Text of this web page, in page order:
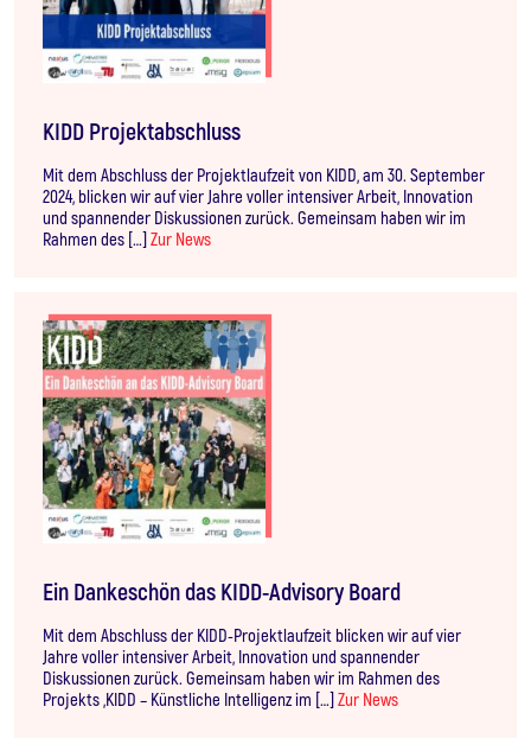
KIDD Projektabschluss
Mit dem Abschluss der Projektlaufzeit von KIDD, am 30. September
2024, blicken wir auf vier Jahre voller intensiver Arbeit, Innovation
und spannender Diskussionen zurück. Gemeinsam haben wir im
Rahmen des […]Zur News
Ein Dankeschön das KIDD-Advisory Board
Mit dem Abschluss der KIDD-Projektlaufzeit blicken wir auf vier
Jahre voller intensiver Arbeit, Innovation und spannender
Diskussionen zurück. Gemeinsam haben wir im Rahmen des
Projekts „KIDD – Künstliche Intelligenz im […]Zur News